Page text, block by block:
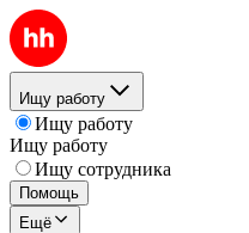
Ищу работу
Ищу работу
Ищу работу
Ищу сотрудника
Помощь
Ещё